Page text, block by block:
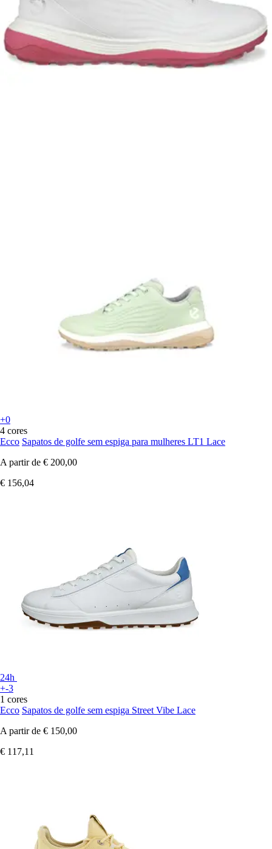
+0
4 cores
Ecco Sapatos de golfe sem espiga para mulheres LT1 Lace
A partir de € 200,00
€ 156,04
24h
+-3
1 cores
Ecco Sapatos de golfe sem espiga Street Vibe Lace
A partir de € 150,00
€ 117,11